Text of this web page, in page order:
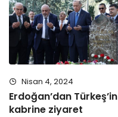
Nisan 4, 2024
Erdoğan’dan Türkeş’in
kabrine ziyaret